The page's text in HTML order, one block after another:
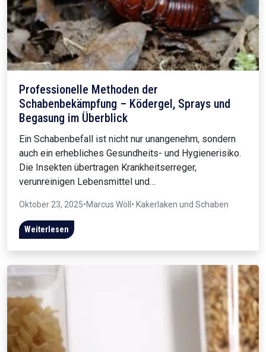
Professionelle Methoden der
Schabenbekämpfung – Ködergel, Sprays und
Begasung im Überblick
Ein Schabenbefall ist nicht nur unangenehm, sondern
auch ein erhebliches Gesundheits- und Hygienerisiko.
Die Insekten übertragen Krankheitserreger,
verunreinigen Lebensmittel und…
Oktober 23, 2025•Marcus Wöll • Kakerlaken und Schaben
Weiterlesen